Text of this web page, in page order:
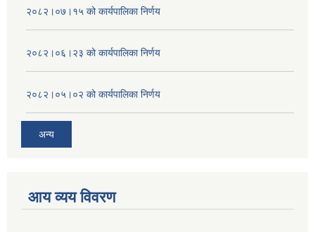
२०८२।०७।१५ को कार्यपालिका निर्णय
२०८२।०६।२३ को कार्यपालिका निर्णय
२०८२।०५।०२ को कार्यपालिका निर्णय
अन्य
आय व्यय विवरण